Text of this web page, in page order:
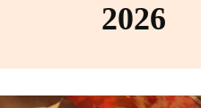
2026